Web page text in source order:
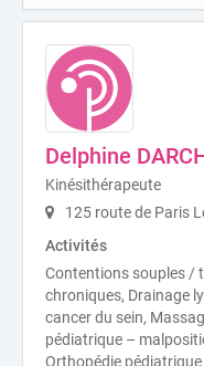
Delphine
Kinésithérapeute
125 route de Paris
Activités
Contentions souples /
chroniques, Drainage
cancer du sein,
pédiatrique –
Orthopédie